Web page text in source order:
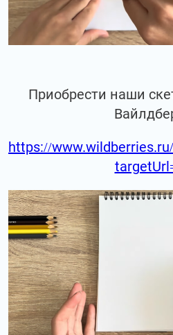
Приобрести наши
https://